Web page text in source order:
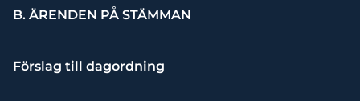
B. ÄRENDEN PÅ STÄMMAN
Förslag till dagordning